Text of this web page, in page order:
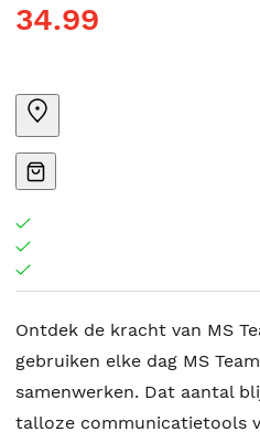
34.99
Ontdek de kracht van MS
gebruiken elke dag MS
samenwerken. Dat aantal
talloze communicatietools